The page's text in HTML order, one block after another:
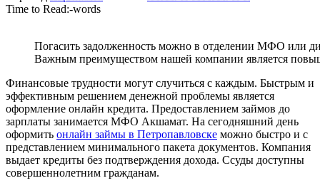
Time to Read:-words
Погасить задолженность можно в отделении МФО или
Важным преимуществом нашей компании является
Финансовые трудности могут случиться с каждым. Быстрым и
эффективным решением денежной проблемы является
оформление онлайн кредита. Предоставлением займов до
зарплаты занимается МФО Акшамат. На сегодняшний день
оформить онлайн займы в Петропавловске можно быстро и с
представлением минимального пакета документов. Компания
выдает кредиты без подтверждения дохода. Ссуды доступны
совершеннолетним гражданам.